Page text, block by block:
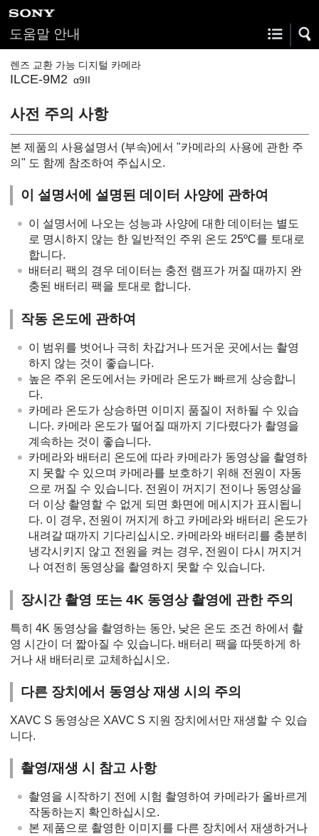
도움말 안내
렌즈 교환 가능 디지털 카메라
ILCE-9M2 α9II
사전 주의 사항
본 제품의 사용설명서 (부속)에서 "카메라의 사용에 관한 주
의" 도 함께 참조하여 주십시오.
이 설명서에 설명된 데이터 사양에 관하여
이 설명서에 나오는 성능과 사양에 대한 데이터는 별도
로 명시하지 않는 한 일반적인 주위 온도 25ºC를 토대로
합니다.
배터리 팩의 경우 데이터는 충전 램프가 꺼질 때까지 완
충된 배터리 팩을 토대로 합니다.
작동 온도에 관하여
이 범위를 벗어나 극히 차갑거나 뜨거운 곳에서는 촬영
하지 않는 것이 좋습니다.
높은 주위 온도에서는 카메라 온도가 빠르게 상승합니
다.
카메라 온도가 상승하면 이미지 품질이 저하될 수 있습
니다. 카메라 온도가 떨어질 때까지 기다렸다가 촬영을
계속하는 것이 좋습니다.
카메라와 배터리 온도에 따라 카메라가 동영상을 촬영하
지 못할 수 있으며 카메라를 보호하기 위해 전원이 자동
으로 꺼질 수 있습니다. 전원이 꺼지기 전이나 동영상을
더 이상 촬영할 수 없게 되면 화면에 메시지가 표시됩니
다. 이 경우, 전원이 꺼지게 하고 카메라와 배터리 온도가
내려갈 때까지 기다리십시오. 카메라와 배터리를 충분히
냉각시키지 않고 전원을 켜는 경우, 전원이 다시 꺼지거
나 여전히 동영상을 촬영하지 못할 수 있습니다.
장시간 촬영 또는 4K 동영상 촬영에 관한 주의
특히 4K 동영상을 촬영하는 동안, 낮은 온도 조건 하에서 촬
영 시간이 더 짧아질 수 있습니다. 배터리 팩을 따뜻하게 하
거나 새 배터리로 교체하십시오.
다른 장치에서 동영상 재생 시의 주의
XAVC S 동영상은 XAVC S 지원 장치에서만 재생할 수 있습
니다.
촬영/재생 시 참고 사항
촬영을 시작하기 전에 시험 촬영하여 카메라가 올바르게
작동하는지 확인하십시오.
본 제품으로 촬영한 이미지를 다른 장치에서 재생하거나